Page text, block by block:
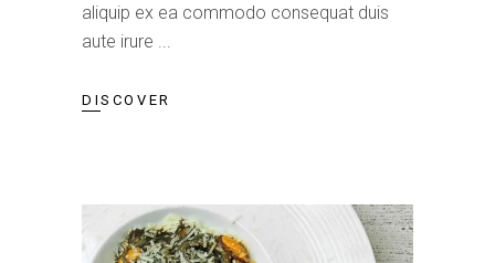
aliquip ex ea commodo consequat duis
aute irure
DISCOVER